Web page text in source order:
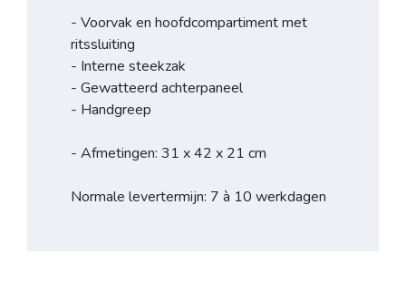
- Voorvak en hoofdcompartiment met
ritssluiting
- Interne steekzak
- Gewatteerd achterpaneel
- Handgreep
- Afmetingen: 31 x 42 x 21 cm
Normale levertermijn: 7 à 10 werkdagen